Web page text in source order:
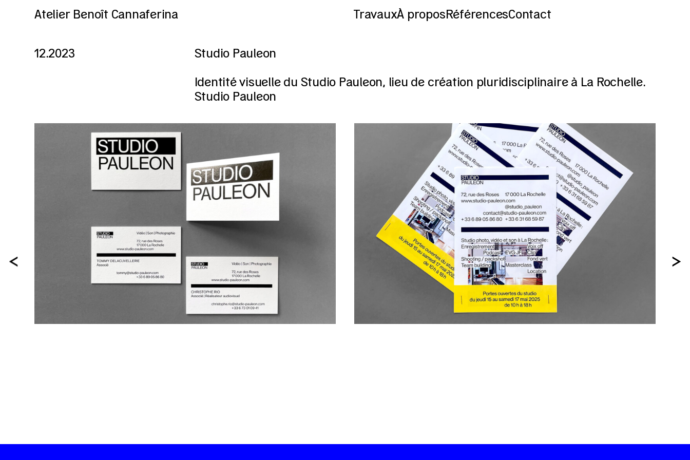
Atelier Benoît Cannaferina TravauxÀ propos RéférencesContact
12.2023 Studio Pauleon
Identité visuelle du Studio Pauleon, lieu de création pluridisciplinaire à La Rochelle.
Studio Pauleon